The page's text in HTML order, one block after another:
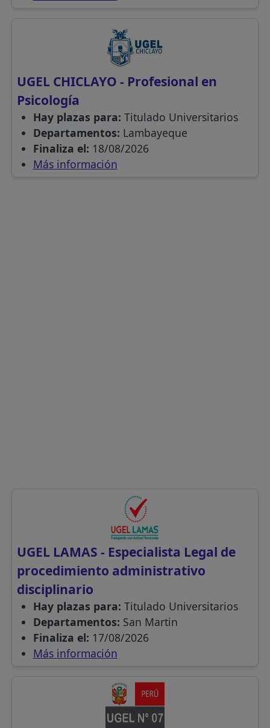
UGEL CHICLAYO - Profesional en
Psicología
Hay plazas para: Titulado Universitarios
Departamentos: Lambayeque
Finaliza el: 18/08/2026
Más información
UGEL LAMAS - Especialista Legal de
procedimiento administrativo
disciplinario
Hay plazas para: Titulado Universitarios
Departamentos: San Martin
Finaliza el: 17/08/2026
Más información